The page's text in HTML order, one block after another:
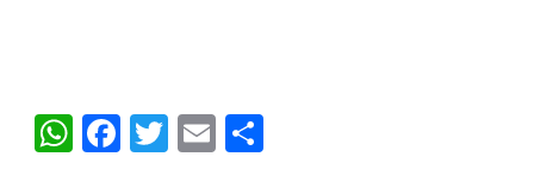
WhatsApp
Facebook
Twitter
EmailShare